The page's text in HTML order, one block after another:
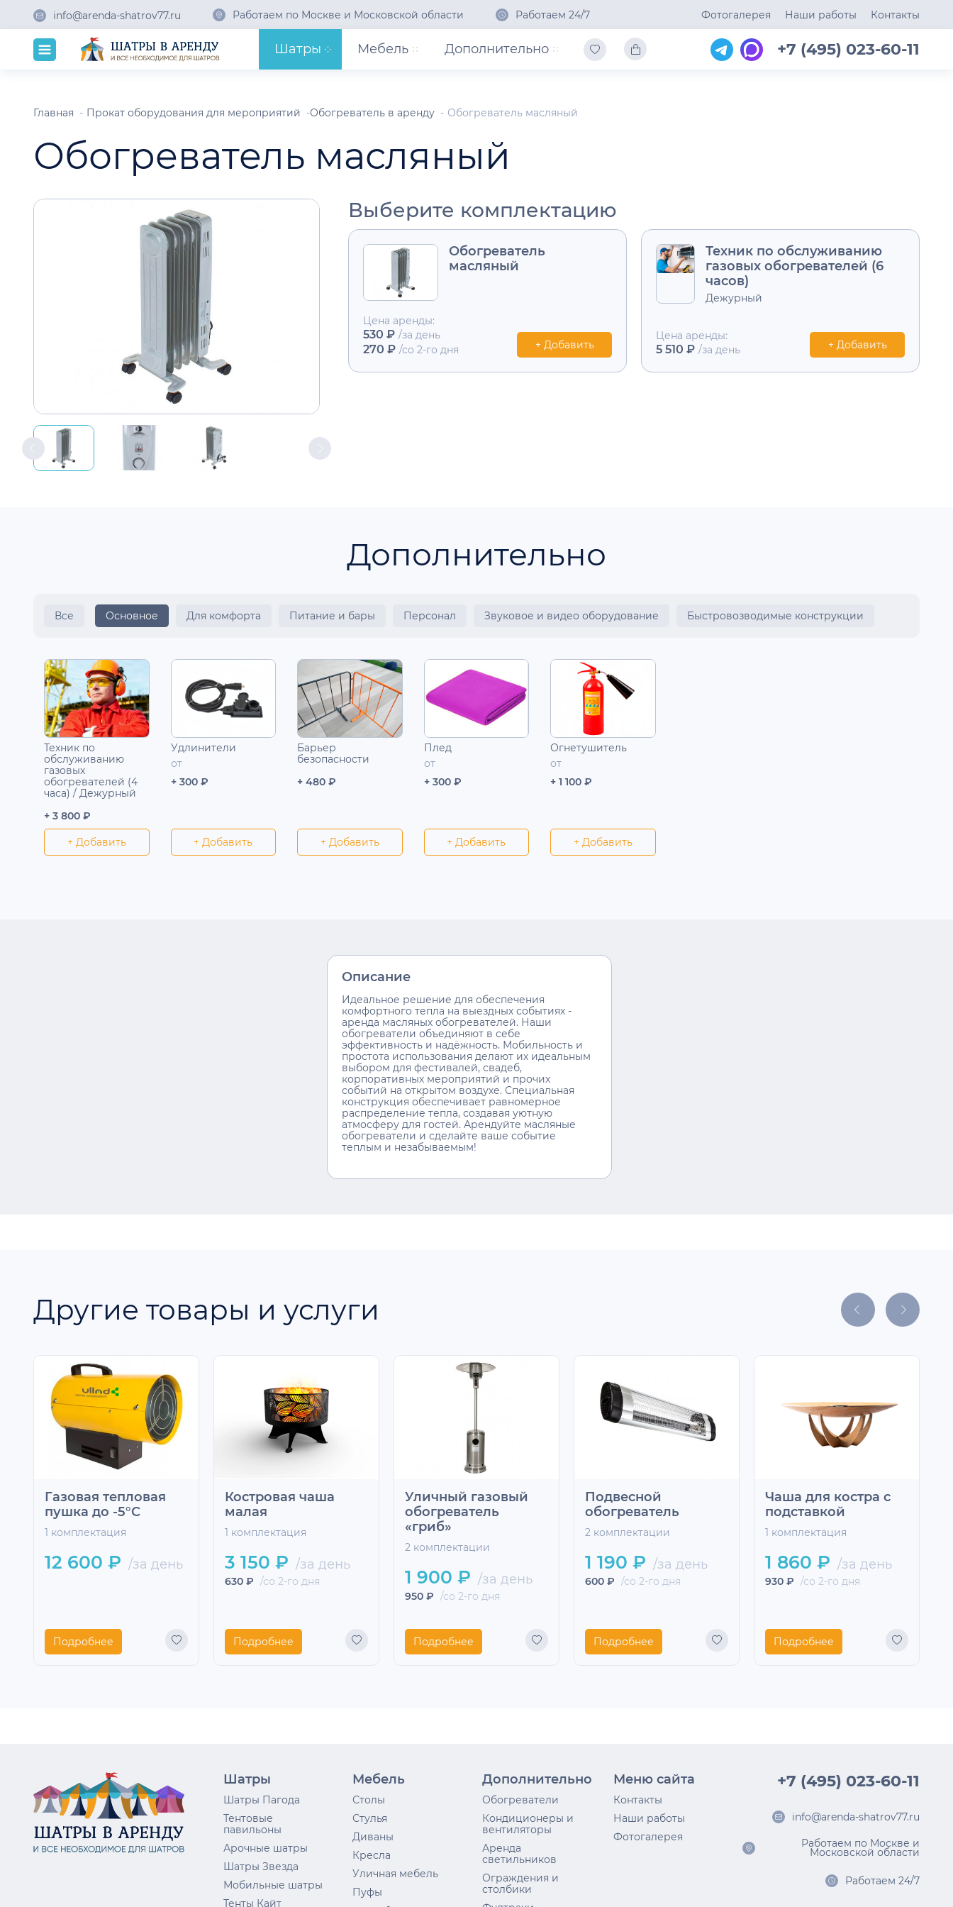
info@arenda-shatrov77.ru Работаем по Москве и Московской области Работаем 24/7 Фотогалерея Наши работы Контакты
Шатры Мебель Дополнительно +7 (495) 023-60-11
Главная Прокат оборудования для мероприятий Обогреватель в аренду Обогреватель масляный
Обогреватель масляный
Выберите комплектацию
Обогреватель
масляный
Цена аренды:
530 ₽ /за день
270 ₽ /со 2-го дня + Добавить
Техник по обслуживанию
газовых обогревателей (6
часов)
Дежурный
Цена аренды:
5 510 ₽ /за день + Добавить
Дополнительно
Все Основное Для комфорта Питание и бары Персонал Звуковое и видео оборудование Быстровозводимые конструкции
Техник по
обслуживанию
газовых
обогревателей (4
часа) / Дежурный
+ 3 800 ₽
+ Добавить
Удлинители
от
+ 300 ₽
+ Добавить
Барьер
безопасности
+ 480 ₽
+ Добавить
Плед
от
+ 300 ₽
+ Добавить
Огнетушитель
от
+ 1 100 ₽
+ Добавить
Описание
Идеальное решение для обеспечения
комфортного тепла на выездных событиях -
аренда масляных обогревателей. Наши
обогреватели объединяют в себе
эффективность и надёжность. Мобильность и
простота использования делают их идеальным
выбором для фестивалей, свадеб,
корпоративных мероприятий и прочих
событий на открытом воздухе. Специальная
конструкция обеспечивает равномерное
распределение тепла, создавая уютную
атмосферу для гостей. Арендуйте масляные
обогреватели и сделайте ваше событие
теплым и незабываемым!
Другие товары и услуги
Газовая тепловая
пушка до -5°С
1 комплектация
12 600 ₽ /за день
Подробнее
Костровая чаша
малая
1 комплектация
3 150 ₽ /за день
630 ₽ /со 2-го дня
Подробнее
Уличный газовый
обогреватель
«гриб»
2 комплектации
1 900 ₽ /за день
950 ₽ /со 2-го дня
Подробнее
Подвесной
обогреватель
2 комплектации
1 190 ₽ /за день
600 ₽ /со 2-го дня
Подробнее
Чаша для костра с
подставкой
1 комплектация
1 860 ₽ /за день
930 ₽ /со 2-го дня
Подробнее
Шатры
Шатры Пагода
Тентовые
павильоны
Арочные шатры
Шатры Звезда
Мобильные шатры
Тенты Кайт
Мебель
Столы
Стулья
Диваны
Кресла
Уличная мебель
Пуфы
Дополнительно
Обогреватели
Кондиционеры и
вентиляторы
Аренда
светильников
Ограждения и
столбики
Меню сайта
Контакты
Наши работы
Фотогалерея
+7 (495) 023-60-11
info@arenda-shatrov77.ru
Работаем по Москве и
Московской области
Работаем 24/7